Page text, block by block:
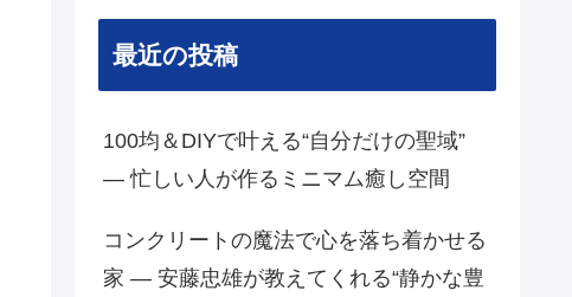
最近の投稿
100均＆DIYで叶える“自分だけの聖域”
— 忙しい人が作るミニマム癒し空間
コンクリートの魔法で心を落ち着かせる
家 — 安藤忠雄が教えてくれる“静かな豊